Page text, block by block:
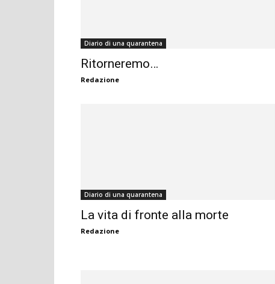
Diario di una quarantena
Ritorneremo…
Redazione
Diario di una quarantena
La vita di fronte alla morte
Redazione